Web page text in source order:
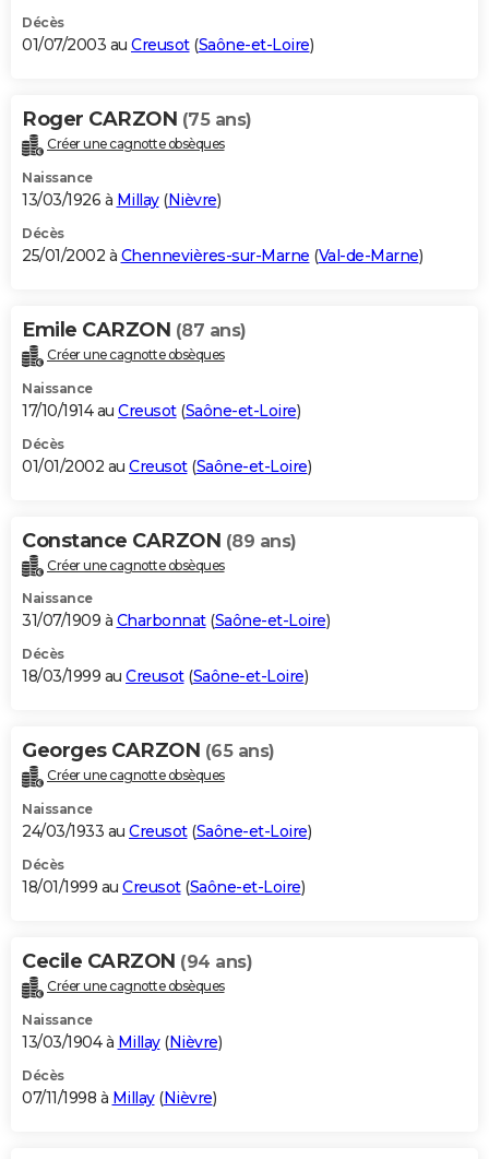
Décès
01/07/2003 au Creusot(Saône-et-Loire)
Roger CARZON (75 ans)
Créer une cagnotte obsèques
Naissance
13/03/1926 à Millay(Nièvre)
Décès
25/01/2002 à Chennevières-sur-Marne (Val-de-Marne)
Emile CARZON (87 ans)
Créer une cagnotte obsèques
Naissance
17/10/1914 au Creusot(Saône-et-Loire)
Décès
01/01/2002 au Creusot(Saône-et-Loire)
Constance CARZON (89 ans)
Créer une cagnotte obsèques
Naissance
31/07/1909 à Charbonnat(Saône-et-Loire)
Décès
18/03/1999 au Creusot(Saône-et-Loire)
Georges CARZON (65 ans)
Créer une cagnotte obsèques
Naissance
24/03/1933 au Creusot(Saône-et-Loire)
Décès
18/01/1999 au Creusot(Saône-et-Loire)
Cecile CARZON (94 ans)
Créer une cagnotte obsèques
Naissance
13/03/1904 à Millay(Nièvre)
Décès
07/11/1998 à Millay(Nièvre)